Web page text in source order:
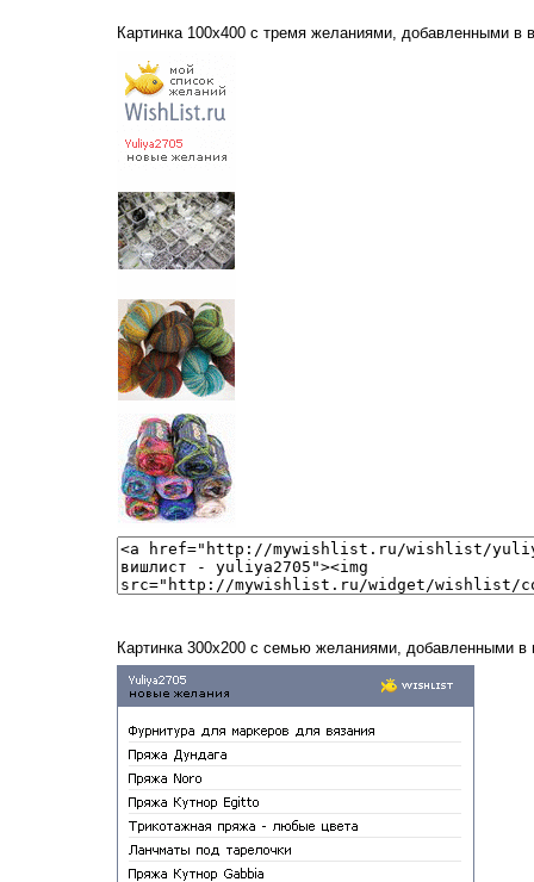
Картинка 100x400 с тремя желаниями, добавленными в
Картинка 300x200 с семью желаниями, добавленными